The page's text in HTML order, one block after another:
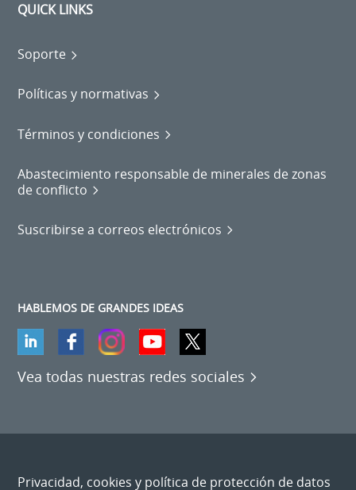
QUICK LINKS
Soporte
Políticas y normativas
Términos y condiciones
Abastecimiento responsable de minerales de zonas
de conflicto
Suscribirse a correos electrónicos
HABLEMOS DE GRANDES IDEAS
Vea todas nuestras redes sociales
Privacidad, cookies y política de protección de datos